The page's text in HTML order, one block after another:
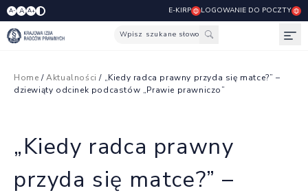
A- A A+ E-KIRP LOGOWANIE DO POCZTY
Wpisz szukane słowo
Home /Aktualności / „Kiedy radca prawny przyda się matce?” –
dziewiąty odcinek podcastów „Prawie prawniczo”
„Kiedy radca prawny
przyda się matce?” –